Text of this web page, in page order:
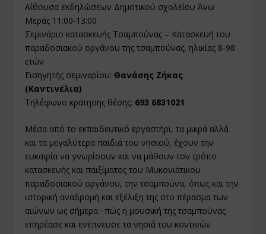
Αίθουσα εκδηλώσεων Δημοτικού σχολείου Άνω
Μεράς 11:00-13:00
Σεμινάριο κατασκευής Τσαμπούνας – Κατασκευή του
παραδοσιακού οργάνου της τσαμπούνας, ηλικίας 8-98
ετών
Εισηγητής σεμιναρίου: Θανάσης Ζήκας
(Καντινέλια)
Τηλέφωνο κράτησης θέσης: 693 6831021
Μέσα από το εκπαιδευτικό εργαστήρι, τα μικρά αλλά
και τα μεγαλύτερα παιδιά του νησιού, έχουν την
ευκαιρία να γνωρίσουν και να μάθουν τον τρόπο
κατασκευής και παιξίματος του Μυκονιάτικου
παραδοσιακού οργάνου, την τσαμπούνα, όπως και την
ιστορική αναδρομή και εξέλιξη της στο πέρασμα των
αιώνων ως σήμερα · πώς η μουσική της τσαμπούνας
επηρέασε και ενέπνευσε τα νησιά του κοντινών